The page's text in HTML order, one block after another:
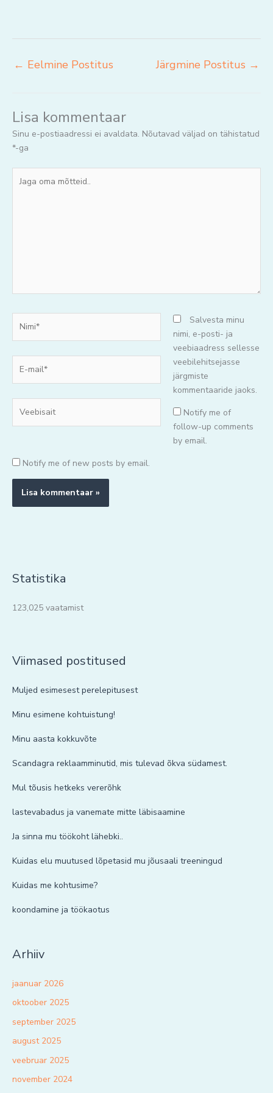
← Eelmine Postitus Järgmine Postitus →
Lisa kommentaar
Sinu e-postiaadressi ei avaldata. Nõutavad väljad on tähistatud
*-ga
oma
mail*
Salvesta minu
nimi, e-posti- ja
veebiaadress sellesse
veebilehitsejasse
järgmiste
kommentaaride jaoks.
Notify me of
follow-up comments
by email.
Notify me of new posts by email.
Statistika
123,025 vaatamist
Viimased postitused
Muljed esimesest perelepitusest
Minu esimene kohtuistung!
Minu aasta kokkuvõte
Scandagra reklaamminutid, mis tulevad õkva südamest.
Mul tõusis hetkeks vererõhk
lastevabadus ja vanemate mitte läbisaamine
Ja sinna mu töökoht lähebki..
Kuidas elu muutused lõpetasid mu jõusaali treeningud
Kuidas me kohtusime?
koondamine ja töökaotus
Arhiiv
jaanuar 2026
oktoober 2025
september 2025
august 2025
veebruar 2025
november 2024